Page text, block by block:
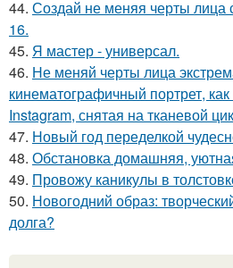
44. Создай не меняя черты лица
16.
45. Я мастер - универсал.
46. Не меняй черты лица
кинематографичный портрет,
Instagram, снятая на тканевой
47. Новый год переделкой
48. Обстановка домашняя,
49. Провожу каникулы в
50. Новогодний образ:
долга?